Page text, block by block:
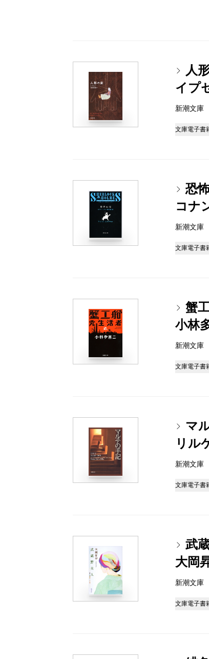
人
イプ
新潮文
文庫電子書
恐
コナ
新潮文
文庫電子書
蟹
小林
新潮文
文庫電子書
マ
リル
新潮文
文庫電子書
武
大岡
新潮文
文庫電子書